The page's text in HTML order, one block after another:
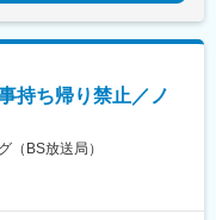
持ち帰り禁止／ノ
（BS放送局）